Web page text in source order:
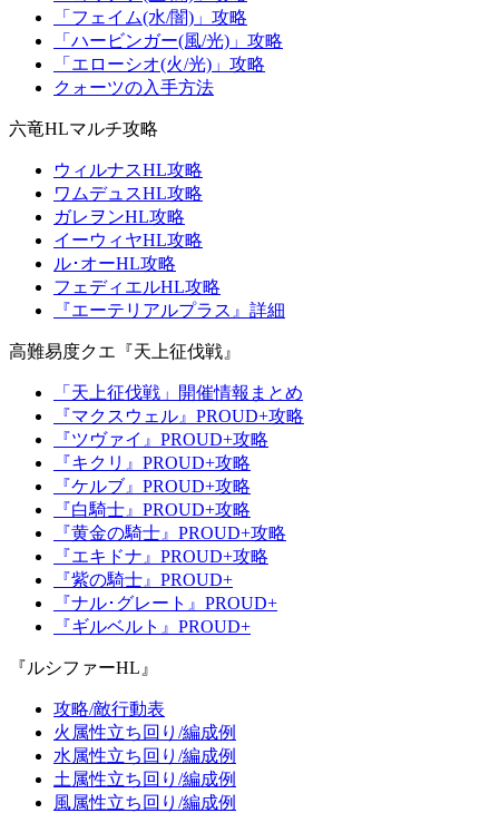
「フェイム(水/闇)」攻略
「ハービンガー(風/光)」攻略
「エローシオ(火/光)」攻略
クォーツの入手方法
六竜HLマルチ攻略
ウィルナスHL攻略
ワムデュスHL攻略
ガレヲンHL攻略
イーウィヤHL攻略
ル･オーHL攻略
フェディエルHL攻略
『エーテリアルプラス』詳細
高難易度クエ『天上征伐戦』
「天上征伐戦」開催情報まとめ
『マクスウェル』PROUD+攻略
『ツヴァイ』PROUD+攻略
『キクリ』PROUD+攻略
『ケルブ』PROUD+攻略
『白騎士』PROUD+攻略
『黄金の騎士』PROUD+攻略
『エキドナ』PROUD+攻略
『紫の騎士』PROUD+
『ナル･グレート』PROUD+
『ギルベルト』PROUD+
『ルシファーHL』
攻略/敵行動表
火属性立ち回り/編成例
水属性立ち回り/編成例
土属性立ち回り/編成例
風属性立ち回り/編成例